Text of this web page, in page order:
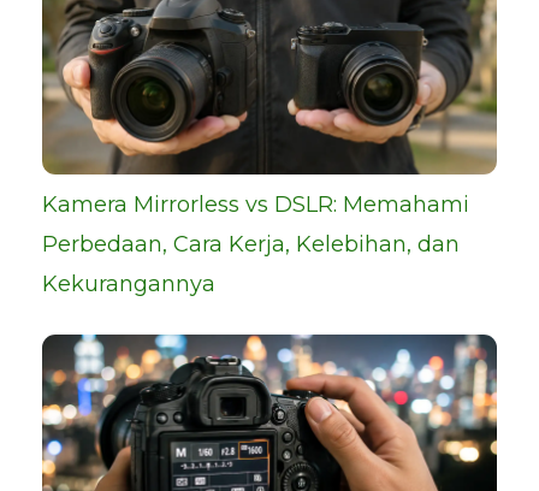
Kamera Mirrorless vs DSLR: Memahami
Perbedaan, Cara Kerja, Kelebihan, dan
Kekurangannya